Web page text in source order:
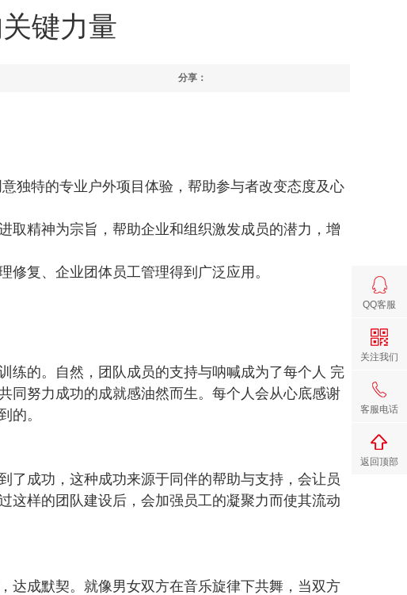
键力量
分享：
独特的专业户外项目体验，帮助参与者改变态度及心
取精神为宗旨，帮助企业和组织激发成员的潜力，增
复、企业团体员工管理得到广泛应用。
练的。自然，团队成员的支持与呐喊成为了每个人 完
同努力成功的成就感油然而生。每个人会从心底感谢
的。
了成功，这种成功来源于同伴的帮助与支持，会让员
这样的团队建设后，会加强员工的凝聚力而使其流动
达成默契。就像男女双方在音乐旋律下共舞，当双方
QQ客服
关注我们
客服电话
返回顶部